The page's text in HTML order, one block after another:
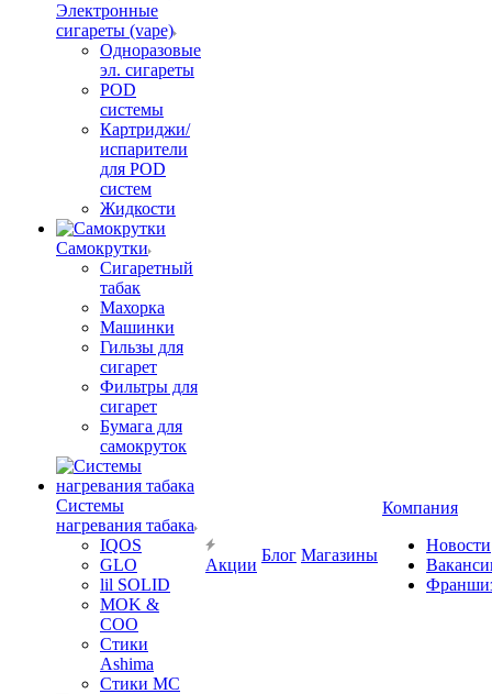
Электронные
сигареты (vape)
Одноразовые
эл. сигареты
POD
системы
Картриджи/
испарители
для POD
систем
Жидкости
Самокрутки
Сигаретный
табак
Махорка
Машинки
Гильзы для
сигарет
Фильтры для
сигарет
Бумага для
самокруток
Системы
нагревания табака
IQOS
GLO
lil SOLID
MOK &
COO
Стики
Ashima
Стики MC
Акции
Блог Магазины
Компания
Новости